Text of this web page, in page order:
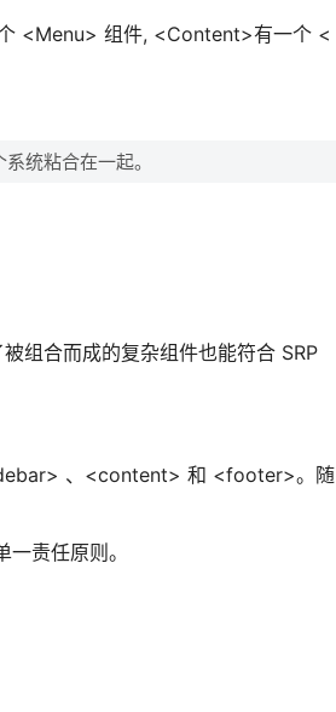
<Menu> 组件, <Content>有一个 <
统粘合在一起。
组合而成的复杂组件也能符合 SRP
、<content> 和 <footer>。随
责任原则。